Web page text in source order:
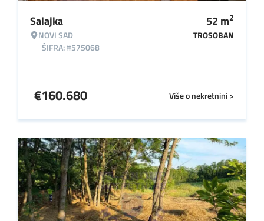
Salajka
NOVI SAD
ŠIFRA: #575068
52 m2
TROSOBAN
Više o nekretnini >
€160.680